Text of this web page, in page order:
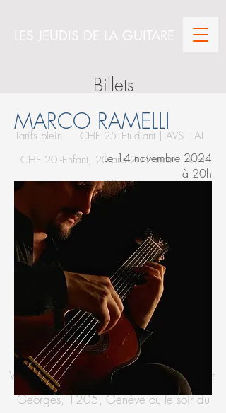
LES JEUDIS DE LA GUITARE
Billets
Tarifs plein CHF 25.-Etudiant | AVS | AI
CHF 20.-Enfant, 20 ans 20 francs. CHF
10.-
Les Billets sont en vente en ligne au lien
suivant:
Ils sont également disponibles chez
Vincenti Guitares, 52 boulevard de Saint-
Georges, 1205, Genève ou le soir du
MARCO RAMELLI
Le 14 novembre 2024
à 20h